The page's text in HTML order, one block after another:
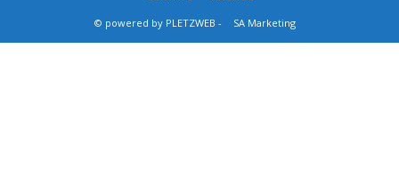
© powered by PLETZWEB -
SA Marketing